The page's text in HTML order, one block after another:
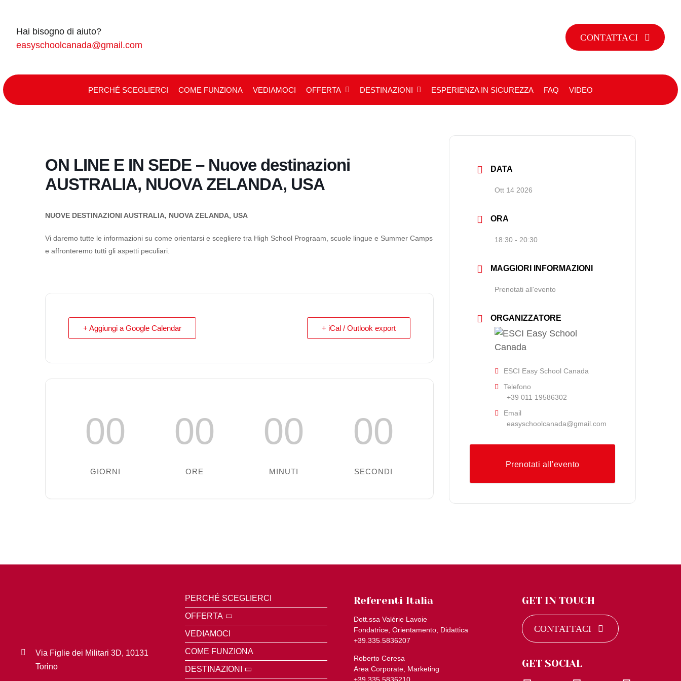
contentHai bisogno di aiuto?
easyschoolcanada@gmail.com
CONTATTACI
PERCHÉ SCEGLIERCI COME FUNZIONA VEDIAMOCI OFFERTA DESTINAZIONI ESPERIENZA IN SICUREZZA FAQ VIDEO
ON LINE E IN SEDE – Nuove destinazioni
AUSTRALIA, NUOVA ZELANDA, USA
NUOVE DESTINAZIONI AUSTRALIA, NUOVA ZELANDA, USA
Vi daremo tutte le informazioni su come orientarsi e scegliere tra High School Prograam, scuole lingue e Summer Camps
e affronteremo tutti gli aspetti peculiari.
+ Aggiungi a Google Calendar + iCal / Outlook export
00
GIORNI
00
ORE
00
MINUTI
00
SECONDI
DATA
Ott 14 2026
ORA
18:30 - 20:30
MAGGIORI INFORMAZIONI
Prenotati all'evento
ORGANIZZATORE
ESCI Easy School Canada
Telefono
+39 011 19586302
Email
easyschoolcanada@gmail.com
Prenotati all'evento
Via Figlie dei Militari 3D, 10131
Torino
PERCHÉ SCEGLIERCI
OFFERTA
VEDIAMOCI
COME FUNZIONA
DESTINAZIONI
Referenti Italia
Dott.ssa Valérie Lavoie
Fondatrice, Orientamento, Didattica
+39.335.5836207
Roberto Ceresa
Area Corporate, Marketing
+39.335.5836210
GET IN TOUCH
CONTATTACI
GET SOCIAL